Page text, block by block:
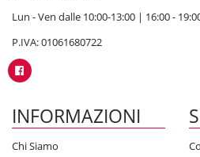
Lun - Ven dalle 10:00-13:00 | 16:00 -
P.IVA: 01061680722
INFORMAZIONI
Chi Siamo